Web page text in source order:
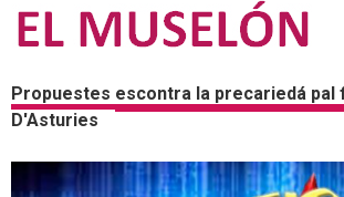
Propuestes escontra la precariedá pal
D'Asturies